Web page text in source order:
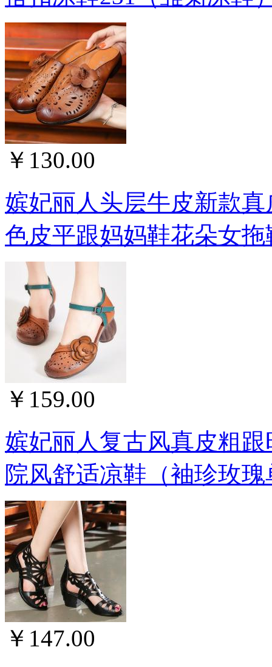
￥130.00
嫔妃丽人头层牛皮新款
色皮平跟妈妈鞋花朵女拖
￥159.00
嫔妃丽人复古风真皮粗
院风舒适凉鞋（袖珍玫
￥147.00